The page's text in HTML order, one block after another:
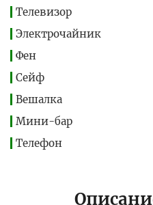
Телевизор
Электрочайник
Фен
Сейф
Вешалка
Мини-бар
Телефон